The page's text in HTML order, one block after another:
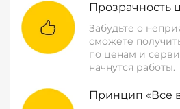
Прозрачность
Забудьте о
сможете
по ценам и
начнутся работы.
Принцип «Все